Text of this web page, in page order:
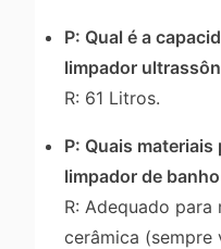
P: Qual é a
limpador
R: 61 Litros.
P: Quais
limpador de
R: Adequado
cerâmica